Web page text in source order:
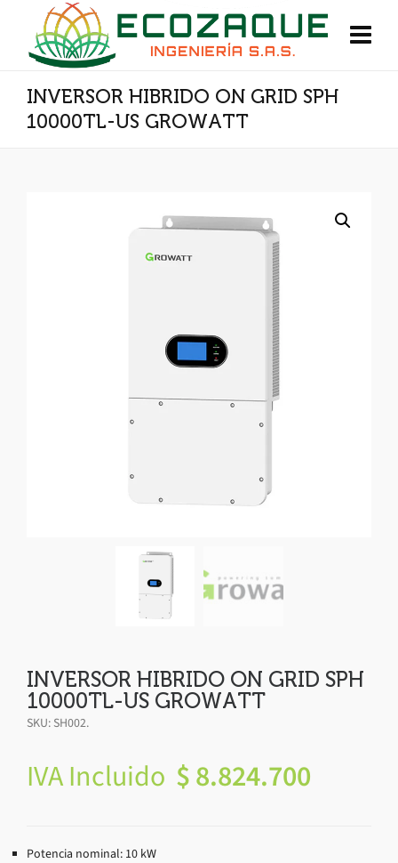
INVERSOR HIBRIDO ON GRID SPH
10000TL-US GROWATT
INVERSOR HIBRIDO ON GRID SPH
10000TL-US GROWATT
SKU: SH002.
IVA Incluido $8.824.700
Potencia nominal: 10 kW